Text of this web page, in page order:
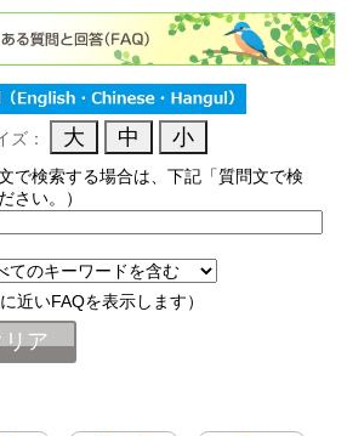
ズ：
で検索する場合は、下記「質問文で検
さい。）
近いFAQを表示します）